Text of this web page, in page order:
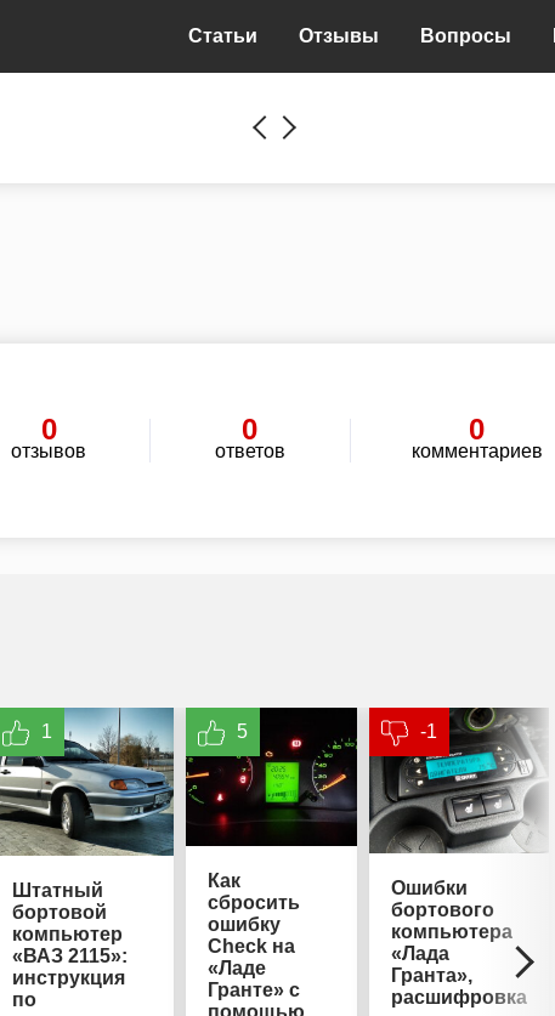
Статьи Отзывы Вопросы
0
отзывов
0
ответов
0
комментариев
1
Штатный
бортовой
компьютер
«ВАЗ 2115»:
инструкция
по
5
Как
сбросить
ошибку
Check на
«Ладе
Гранте» с
помощью
-1
Ошибки
бортового
компьютера
«Лада
Гранта»,
расшифровка